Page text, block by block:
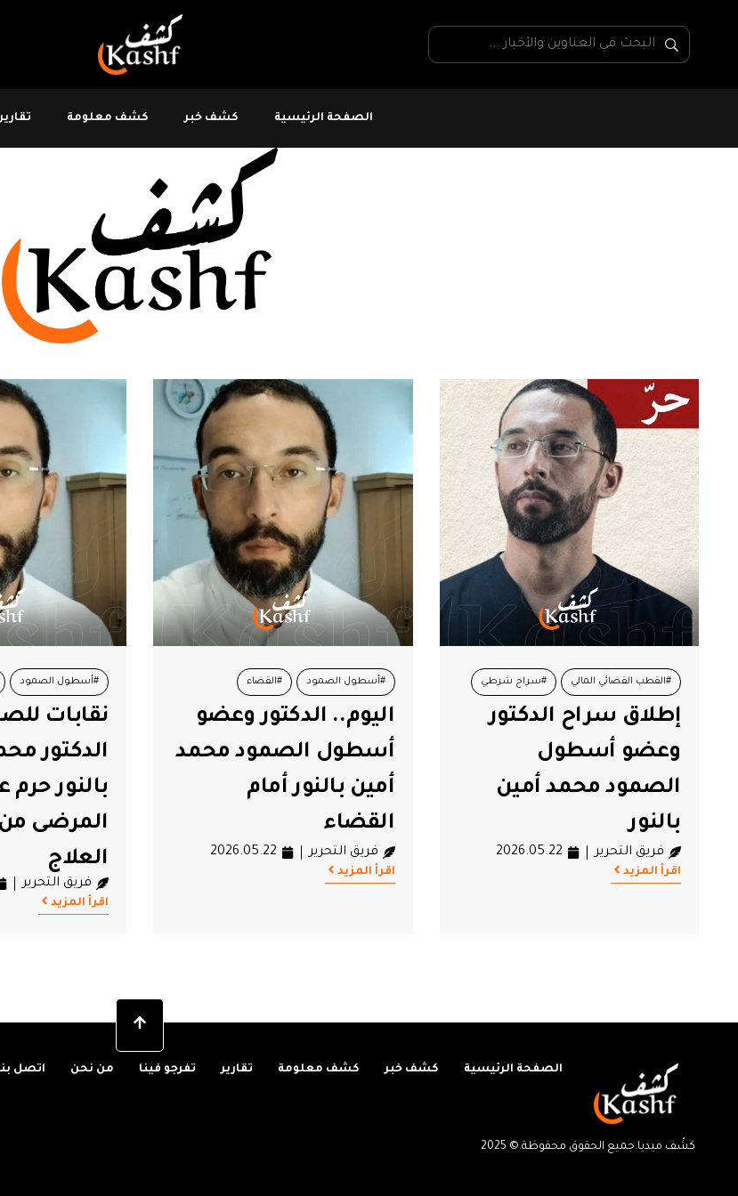
الصفحة الرئيسية كشف خبر كشف معلومة تقارير
#القطب القضائي المالي #سراح شرطي
#محمد أمين بالنور
#نشطاء أسطول الصمود
إطلاق سراح الدكتور
وعضو أسطول
الصمود محمد أمين
بالنور
فريق التحرير 2026.05.22
اقرأ المزيد
#أسطول الصمود #القضاء
#محاكمات #محمد أمين بالنور
اليوم.. الدكتور وعضو
أسطول الصمود محمد
أمين بالنور أمام
القضاء
فريق التحرير 2026.05.22
اقرأ المزيد
#أسطول الصمود
#نقابات الصحة
نقابات
الدكتور
بالنور حرم
المرضى
العلاج
فريق التحرير
اقرأ المزيد
الصفحة الرئيسية كشف خبر كشف معلومة تقارير تفرجو فينا من نحن اتصل
كشْف ميديا.جميع الحقوق محفوظة.© 2025